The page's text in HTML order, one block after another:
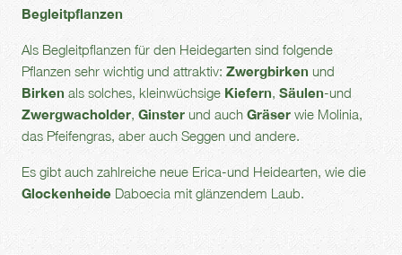
Begleitpflanzen
Als Begleitpflanzen für den Heidegarten sind folgende
Pflanzen sehr wichtig und attraktiv: Zwergbirken und
Birken als solches, kleinwüchsige Kiefern, Säulen-und
Zwergwacholder, Ginster und auch Gräser wie Molinia,
das Pfeifengras, aber auch Seggen und andere.
Es gibt auch zahlreiche neue Erica-und Heidearten, wie die
Glockenheide Daboecia mit glänzendem Laub.